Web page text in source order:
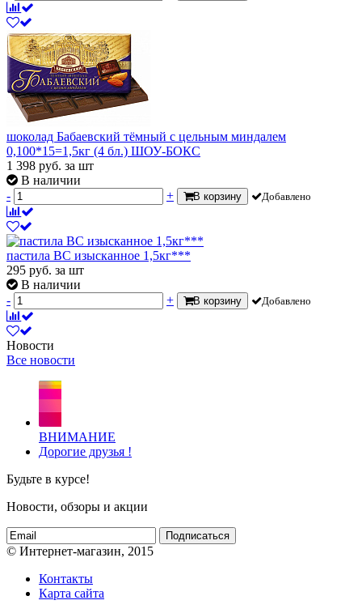
шоколад Бабаевский тёмный с цельным миндалем
0,100*15=1,5кг (4 бл.) ШОУ-БОКС
1 398 руб. за шт
В наличии
-
+ В корзину Добавлено
пастила ВС изысканное 1,5кг***
295 руб. за шт
В наличии
-
+ В корзину Добавлено
Новости
Все новости
ВНИМАНИЕ
Дорогие друзья !
Будьте в курсе!
Новости, обзоры и акции
Подписаться
© Интернет-магазин, 2015
Контакты
Карта сайта